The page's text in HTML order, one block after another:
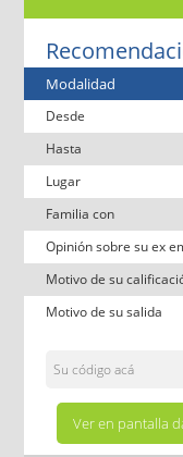
Modalidad
Desde
Hasta
Lugar
Familia con
Opinión sobre su ex
Motivo de su
Motivo de su salida